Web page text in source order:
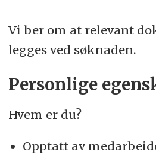
Vi ber om at relevant
legges ved søknaden.
Personlige
Hvem er du?
Opptatt av